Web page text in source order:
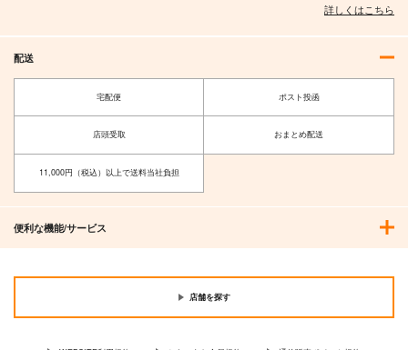
詳しくはこちら
配送
宅配便 ポスト投函
店頭受取 おまとめ配送
11,000円（税込）以上で送料当社負担
便利な機能/サービス
店舗を探す